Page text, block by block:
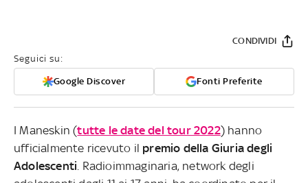
Seguici su:
Google Discover Fonti Preferite
CONDIVIDI
I Maneskin (tutte le date del tour 2022) hanno
ufficialmente ricevuto il premio della Giuria degli
Adolescenti . Radioimmaginaria, network degli